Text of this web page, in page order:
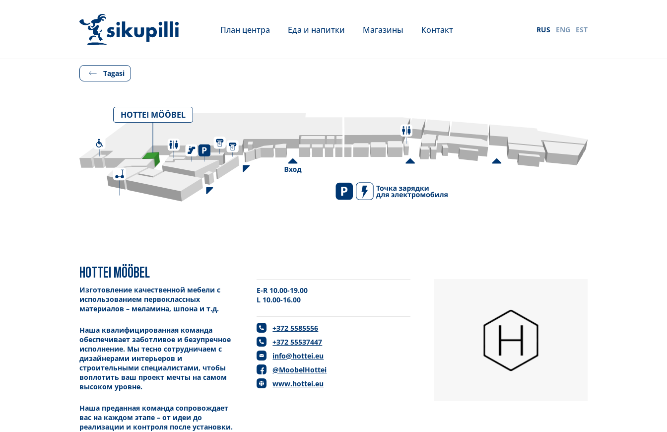
План центра Еда и напитки Магазины Контакт RUS ENG EST
Tagasi
HOTTEI MÖÖBEL
HOTTEI MÖÖBEL
Изготовление качественной мебели с
использованием первоклассных
материалов – меламина, шпона и т.д.
Наша квалифицированная команда
обеспечивает заботливое и безупречное
исполнение. Мы тесно сотрудничаем с
дизайнерами интерьеров и
строительными специалистами, чтобы
воплотить ваш проект мечты на самом
высоком уровне.
Наша преданная команда сопровождает
вас на каждом этапе – от идеи до
реализации и контроля после установки.
E-R 10.00-19.00
L 10.00-16.00
+372 5585556
+372 55537447
info@hottei.eu
@MoobelHottei
www.hottei.eu